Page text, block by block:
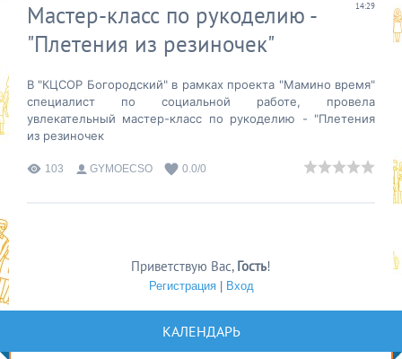
14:29
Мастер-класс по рукоделию -
"Плетения из резиночек"
В "КЦСОР Богородский" в рамках проекта "Мамино время"
специалист по социальной работе, провела
увлекательный мастер-класс по рукоделию - "Плетения
из резиночек
103 GYMOECSO 0.0/0
Приветствую Вас, Гость!
Регистрация| Вход
КАЛЕНДАРЬ